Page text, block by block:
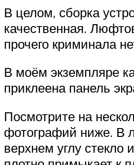
В целом, сборка
качественная.
прочего криминала
В моём экземпляре
приклеена панель
Посмотрите на
фотографий ниже. В
верхнем углу стекло